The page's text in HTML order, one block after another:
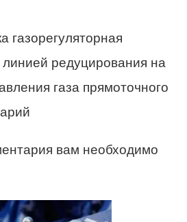
газорегуляторная
редуцирования на
газа прямоточного
вам необходимо